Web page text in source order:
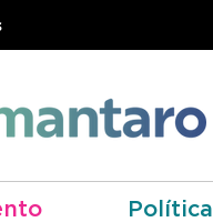
Política